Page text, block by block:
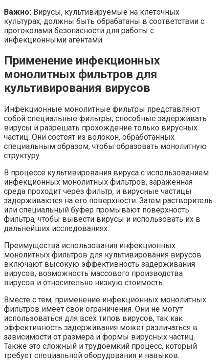
Важно: Вирусы, культивируемые на клеточных
культурах, должны быть обрабатаны в соответствии с
протоколами безопасности для работы с
инфекционными агентами.
Применение инфекционных
монолитных фильтров для
культивирования вирусов
Инфекционные монолитные фильтры представляют
собой специальные фильтры, способные задерживать
вирусы и разрешать прохождение только вирусных
частиц. Они состоят из волокон, обработанных
специальным образом, чтобы образовать монолитную
структуру.
В процессе культивирования вируса с использованием
инфекционных монолитных фильтров, зараженная
среда проходит через фильтр, и вирусные частицы
задерживаются на его поверхности. Затем растворитель
или специальный буфер промывают поверхность
фильтра, чтобы вывести вирусы и использовать их в
дальнейших исследованиях.
Преимущества использования инфекционных
монолитных фильтров для культивирования вирусов
включают высокую эффективность задерживания
вирусов, возможность массового производства
вирусов и относительно низкую стоимость.
Вместе с тем, применение инфекционных монолитных
фильтров имеет свои ограничения. Они не могут
использоваться для всех типов вирусов, так как
эффективность задерживания может различаться в
зависимости от размера и формы вирусных частиц.
Также это сложный и трудоемкий процесс, который
требует специальной оборудования и навыков.